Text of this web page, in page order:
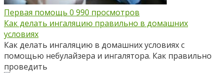
Первая помощь 0 990 просмотров
Как делать ингаляцию правильно в домашних
условиях
Как делать ингаляцию в домашних условиях с
помощью небулайзера и ингалятора. Как правильно
проведить